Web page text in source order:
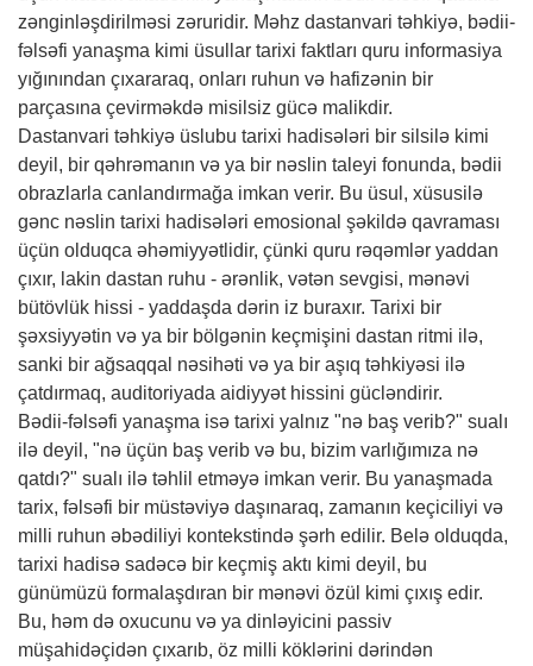
zənginləşdirilməsi zəruridir. Məhz dastanvari təhkiyə, bədii-
fəlsəfi yanaşma kimi üsullar tarixi faktları quru informasiya
yığınından çıxararaq, onları ruhun və hafizənin bir
parçasına çevirməkdə misilsiz gücə malikdir.
Dastanvari təhkiyə üslubu tarixi hadisələri bir silsilə kimi
deyil, bir qəhrəmanın və ya bir nəslin taleyi fonunda, bədii
obrazlarla canlandırmağa imkan verir. Bu üsul, xüsusilə
gənc nəslin tarixi hadisələri emosional şəkildə qavraması
üçün olduqca əhəmiyyətlidir, çünki quru rəqəmlər yaddan
çıxır, lakin dastan ruhu - ərənlik, vətən sevgisi, mənəvi
bütövlük hissi - yaddaşda dərin iz buraxır. Tarixi bir
şəxsiyyətin və ya bir bölgənin keçmişini dastan ritmi ilə,
sanki bir ağsaqqal nəsihəti və ya bir aşıq təhkiyəsi ilə
çatdırmaq, auditoriyada aidiyyət hissini gücləndirir.
Bədii-fəlsəfi yanaşma isə tarixi yalnız "nə baş verib?" sualı
ilə deyil, "nə üçün baş verib və bu, bizim varlığımıza nə
qatdı?" sualı ilə təhlil etməyə imkan verir. Bu yanaşmada
tarix, fəlsəfi bir müstəviyə daşınaraq, zamanın keçiciliyi və
milli ruhun əbədiliyi kontekstində şərh edilir. Belə olduqda,
tarixi hadisə sadəcə bir keçmiş aktı kimi deyil, bu
günümüzü formalaşdıran bir mənəvi özül kimi çıxış edir.
Bu, həm də oxucunu və ya dinləyicini passiv
müşahidəçidən çıxarıb, öz milli köklərini dərindən